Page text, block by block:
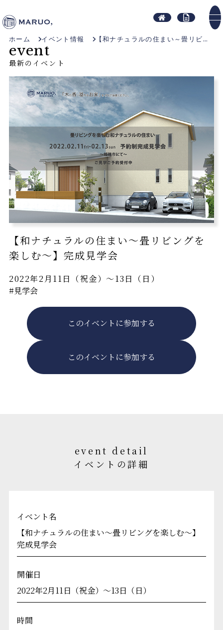
ホーム イベント情報 【和ナチュラルの住まい～畳リビングを楽しむ～】完成見学会
event
最新のイベント
【和ナチュラルの住まい～畳リビングを
楽しむ～】完成見学会
2022年2月11日（祝金）～13日（日）
#見学会
このイベントに参加する
このイベントに参加する
event detail
イベントの詳細
イベント名
【和ナチュラルの住まい～畳リビングを楽しむ～】
完成見学会
開催日
2022年2月11日（祝金）～13日（日）
時間